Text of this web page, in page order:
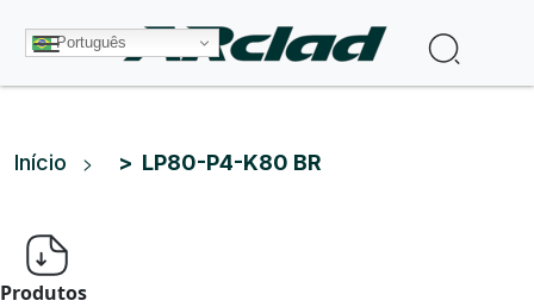
Português
Trilha de navegação
Início LP80-P4-K80 BR
Produtos